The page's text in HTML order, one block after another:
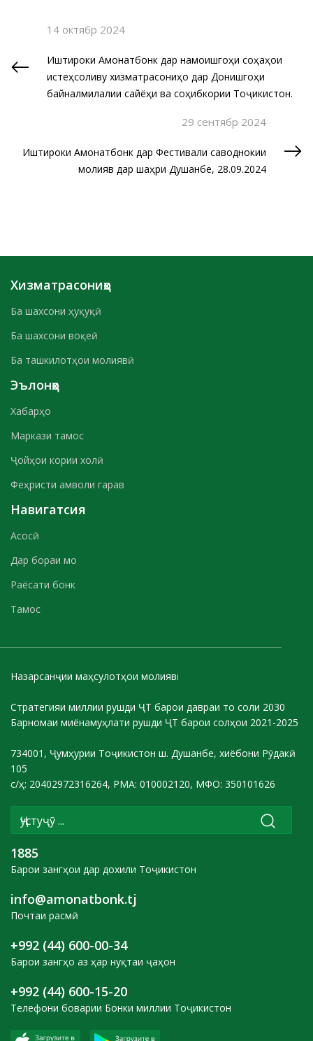
14 октябр 2024
Иштироки Амонатбонк дар намоишгоҳи соҳаҳои
истеҳсоливу хизматрасониҳо дар Донишгоҳи
байналмилалии сайёҳи ва соҳибкории Тоҷикистон.
29 сентябр 2024
Иштироки Амонатбонк дар Фестивали саводнокии
молиявӣ дар шаҳри Душанбе, 28.09.2024
Хизматрасониҳо
Ба шахсони ҳуқуқӣ
Ба шахсони воқеӣ
Ба ташкилотҳои молиявӣ
Эълонҳо
Хабарҳо
Маркази тамос
Ҷойҳои кории холӣ
Феҳристи амволи гарав
Навигатсия
Асосӣ
Дар бораи мо
Раёсати бонк
Тамос
Назарсанҷии маҳсулотҳои молиявӣ
Стратегияи миллии рушди ҶТ барои давраи то соли 2030
Барномаи миёнамуҳлати рушди ҶТ барои солҳои 2021-2025
734001, Ҷумҳурии Тоҷикистон ш. Душанбе, хиёбони Рӯдакӣ
105
с/ҳ: 20402972316264, РМА: 010002120, МФО: 350101626
1885
Барои зангҳои дар дохили Тоҷикистон
info@amonatbonk.tj
Почтаи расмӣ
+992 (44) 600-00-34
Барои зангҳо аз ҳар нуқтаи ҷаҳон
+992 (44) 600-15-20
Телефони боварии Бонки миллии Тоҷикистон